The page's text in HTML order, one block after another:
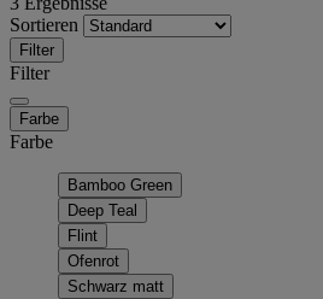
Sortieren
Filter
Filter
Farbe
Farbe
Bamboo Green
Deep Teal
Flint
Ofenrot
Schwarz matt